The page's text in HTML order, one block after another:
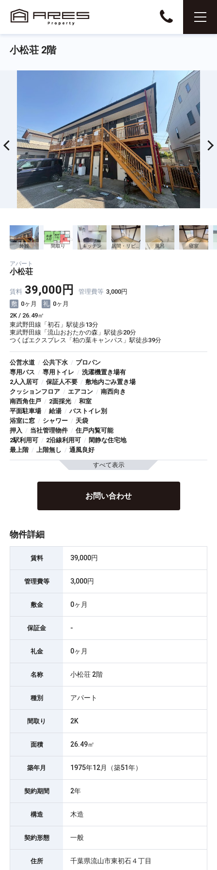
小松荘 2階
外観 間取り キッチン 風呂 寝室
アパート
小松荘
賃料 39,000円 管理費等 3,000円
0ヶ月
0ヶ月
2K / 26.49㎡
東武野田線「初石」駅徒歩13分
東武野田線「流山おおたかの森」駅徒歩20分
つくばエクスプレス「柏の葉キャンパス」駅徒歩39分
公営水道 / 公共下水 / プロパン
専用バス / 専用トイレ / 洗濯機置き場有
2人入居可 / 保証人不要 / 敷地内ごみ置き場
クッションフロア / エアコン / 南西向き
南西角住戸 / 2面採光 / 和室
平面駐車場 / 給湯 / バストイレ別
浴室に窓 / シャワー / 天袋
押入 / 当社管理物件 / 住戸内覧可能
2駅利用可 / 2沿線利用可 / 閑静な住宅地
最上階 / 上階無し / 通風良好
すべて表示
お問い合わせ
物件詳細
賃料 39,000円
管理費等 3,000円
敷金 0ヶ月
保証金 -
礼金 0ヶ月
名称 小松荘 2階
種別 アパート
間取り 2K
面積 26.49㎡
築年月 1975年12月（築51年）
契約期間 2年
構造 木造
契約形態 一般
住所 千葉県流山市東初石４丁目